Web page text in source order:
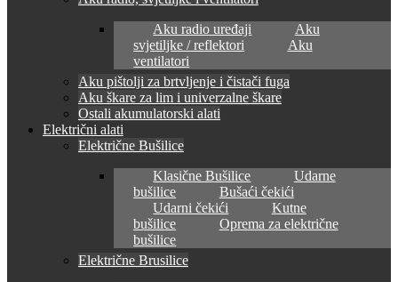
Aku radio uređaji
Aku
svjetiljke / reflektori
Aku
ventilatori
Aku pištolji za brtvljenje i čistači fuga
Aku škare za lim i univerzalne škare
Ostali akumulatorski alati
Električni alati
Električne Bušilice
Klasične Bušilice
Udarne
bušilice
Bušaći čekići
Udarni čekići
Kutne
bušilice
Oprema za električne
bušilice
Električne Brusilice